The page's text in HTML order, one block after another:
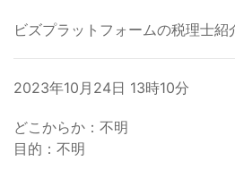
ビズプラットフォームの税理士紹
2023年10月24日 13時10分
どこからか：不明
目的：不明